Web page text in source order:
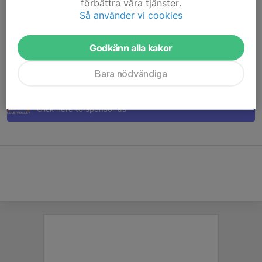
Varje insats – liten som stor – gör skillnad för vår verksamhet.
Tack för att du står vid vår sida och är en del av Lule Volley-
Stötta Lule Volley
Klicka här för att sponsra oss
Click here to sponsor us
förbättra våra tjänster.
Så använder vi cookies
Godkänn alla kakor
Bara nödvändiga